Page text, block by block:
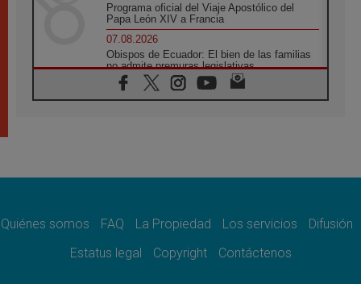
Programa oficial del Viaje Apostólico del
Papa León XIV a Francia
07.08.2026
Obispos de Ecuador: El bien de las familias
no admite premuras legislativas
06.08.2026
Cardenal Parolin: La paz comienza con la
06.08.2026
06.08.2026
«Hoy nos sentimos Iglesia»
Quiénes somos FAQ La Propiedad Los servicios
Difusión
Estatus legal
Copyright Contáctenos